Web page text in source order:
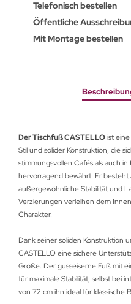
Telefonisch bestellen
Öffentliche
Mit Montage bestellen
Der Tischfuß CASTELLOist
Stil und solider Konstruktion, die
stimmungsvollen Cafés als auch
hervorragend bewährt. Er besteht
außergewöhnliche Stabilität und
Verzierungen verleihen dem
Charakter.
Dank seiner soliden Konstruktion
CASTELLO eine sichere
Größe. Der gusseiserne Fuß mit
für maximale Stabilität, selbst bei
von 72 cm ihn ideal für klassische